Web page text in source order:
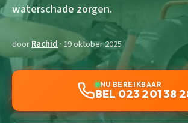
waterschade zorgen.
doorRachid · 19 oktober 2025
NU BEREIKBAAR
BEL 023 201 38